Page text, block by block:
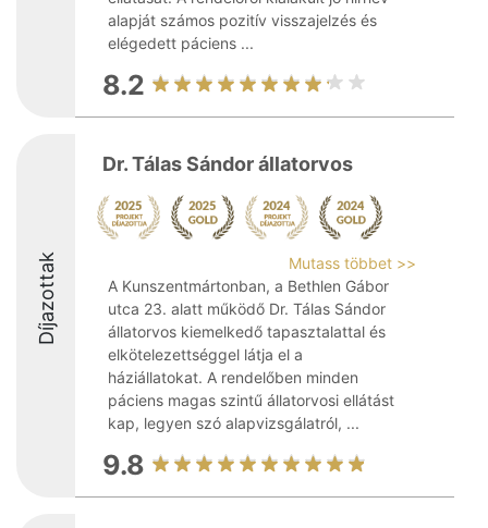
alapját számos pozitív visszajelzés és
elégedett páciens ...
8.2
Díjazottak
Dr. Tálas Sándor állatorvos
Mutass többet >>
A Kunszentmártonban, a Bethlen Gábor
utca 23. alatt működő Dr. Tálas Sándor
állatorvos kiemelkedő tapasztalattal és
elkötelezettséggel látja el a
háziállatokat. A rendelőben minden
páciens magas szintű állatorvosi ellátást
kap, legyen szó alapvizsgálatról, ...
9.8